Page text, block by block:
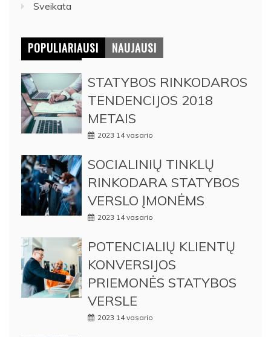
Sveikata
POPULIARIAUSI NAUJAUSI
STATYBOS RINKODAROS
TENDENCIJOS 2018
METAIS
2023 14 vasario
SOCIALINIŲ TINKLŲ
RINKODARA STATYBOS
VERSLO ĮMONĖMS
2023 14 vasario
POTENCIALIŲ KLIENTŲ
KONVERSIJOS
PRIEMONĖS STATYBOS
VERSLE
2023 14 vasario